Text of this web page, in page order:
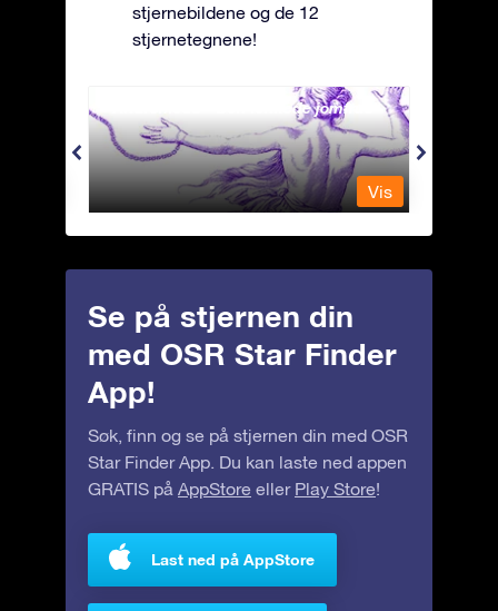
stjernebildene og de 12
stjernetegnene!
Andromeda - Den lenkede jomfrua
Vis
Se på stjernen din
med OSR Star Finder
App!
Søk, finn og se på stjernen din med OSR
Star Finder App. Du kan laste ned appen
GRATIS på AppStore eller Play Store!
Last ned på AppStore